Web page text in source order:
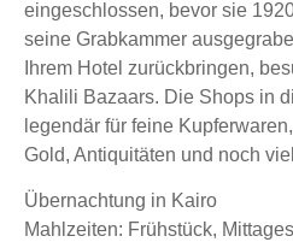
eingeschlossen, bevor sie
seine Grabkammer
Ihrem Hotel zurückbringen,
Khalili Bazaars. Die Shops in
legendär für feine
Gold, Antiquitäten und noch
Übernachtung in Kairo
Mahlzeiten: Frühstück,